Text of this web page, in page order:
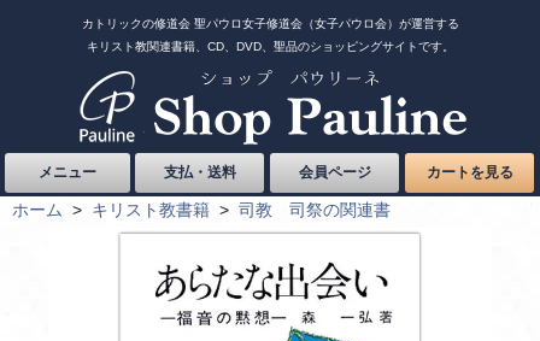
カトリックの修道会 聖パウロ女子修道会（女子パウロ会）が運営する
キリスト教関連書籍、CD、DVD、聖品のショッピングサイトです。
メニュー 支払・送料 会員ページ カートを見る
ホーム > キリスト教書籍 > 司教 司祭の関連書